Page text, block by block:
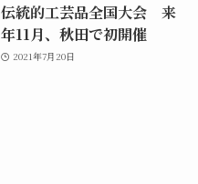
伝統的工芸品全国大会 来
年11月、秋田で初開催
2021年7月20日